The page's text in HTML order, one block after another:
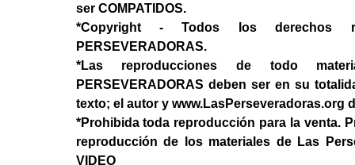
ser COMPATIDOS.
*Copyright - Todos los derechos
PERSEVERADORAS.
*Las reproducciones de todo
PERSEVERADORAS deben ser en su
texto; el autor y www.LasPerseveradoras.org
*Prohibida toda reproducción para la venta.
reproducción de los materiales de Las
VIDEO